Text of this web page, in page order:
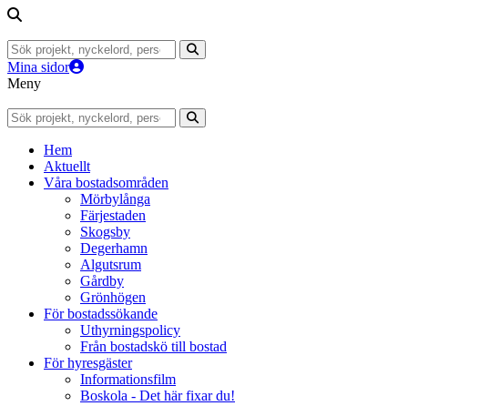
Mina sidor
Meny
Hem
Aktuellt
Våra bostadsområden
Mörbylånga
Färjestaden
Skogsby
Degerhamn
Algutsrum
Gårdby
Grönhögen
För bostadssökande
Uthyrningspolicy
Från bostadskö till bostad
För hyresgäster
Informationsfilm
Boskola - Det här fixar du!